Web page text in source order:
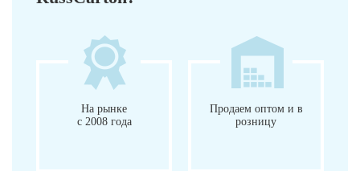
На рынке
с 2008 года
Продаем оптом и в
розницу